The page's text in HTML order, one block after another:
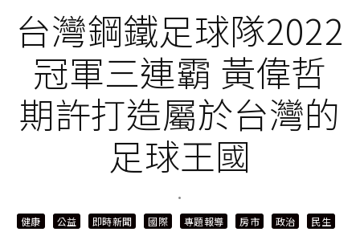
台灣鋼鐵足球隊2022
冠軍三連霸 黃偉哲
期許打造屬於台灣的
足球王國
·
健康 公益 即時新聞 國際 專題報導 房市 政治
民生